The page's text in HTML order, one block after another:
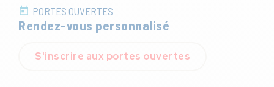
PORTES OUVERTES
Rendez-vous personnalisé
S'inscrire aux portes ouvertes